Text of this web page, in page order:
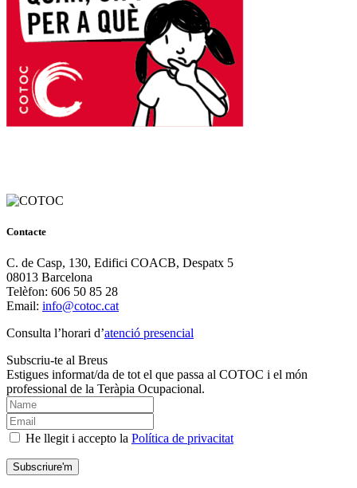
Contacte
C. de Casp, 130, Edifici COACB, Despatx 5
08013 Barcelona
Telèfon: 606 50 85 28
Email: info@cotoc.cat
Consulta l’horari d’atenció presencial
Subscriu-te al Breus
Estigues informat/da de tot el que passa al COTOC i el món
professional de la Teràpia Ocupacional.
He llegit i accepto la Política de privacitat